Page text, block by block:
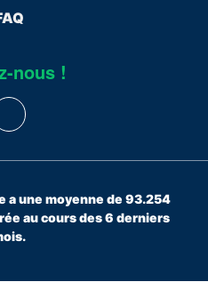
nous !
une moyenne de 93.254
au cours des 6 derniers